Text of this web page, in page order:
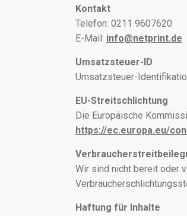
Kontakt
Telefon: 0211 9607620
E-Mail: info@netprint.de
Umsatzsteuer-ID
Umsatzsteuer-
EU-Streitschlichtung
Die Europäische
https://ec.europa.eu/
Wir sind nicht bereit oder
Haftung für Inhalte